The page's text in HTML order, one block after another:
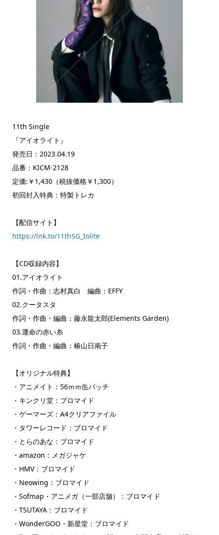
11th Single
『アイオライト』
発売日：2023.04.19
品番：KICM-2128
定価:￥1,430（税抜価格￥1,300）
初回封入特典：特製トレカ
【配信サイト】
https://lnk.to/11thSG_Iolite
【CD収録内容】
01.アイオライト
作詞・作曲：志村真白 編曲：EFFY
02.クータスタ
作詞・作曲・編曲：藤永龍太郎(Elements Garden)
03.運命の赤い糸
作詞・作曲・編曲：椿山日南子
【オリジナル特典】
・アニメイト：56ｍｍ缶バッチ
・キンクリ堂：ブロマイド
・ゲーマーズ：A4クリアファイル
・タワーレコード：ブロマイド
・とらのあな：ブロマイド
・amazon：メガジャケ
・HMV：ブロマイド
・Neowing：ブロマイド
・Sofmap・アニメガ（一部店舗）：ブロマイド
・TSUTAYA：ブロマイド
・WonderGOO・新星堂：ブロマイド